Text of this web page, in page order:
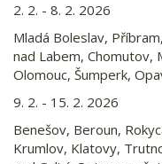
2. 2. - 8. 2. 2026
Mladá Boleslav,
nad Labem, Chomutov,
Olomouc, Šumperk,
9. 2. - 15. 2. 2026
Benešov, Beroun,
Krumlov, Klatovy,